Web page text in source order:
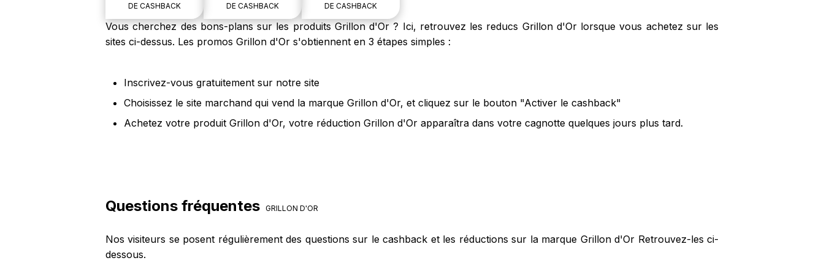
DE CASHBACK DE CASHBACK DE CASHBACK
Vous cherchez des bons-plans sur les produits Grillon d'Or ? Ici, retrouvez les reducs Grillon d'Or lorsque vous achetez sur les
sites ci-dessus. Les promos Grillon d'Or s'obtiennent en 3 étapes simples :
Inscrivez-vous gratuitement sur notre site
Choisissez le site marchand qui vend la marque Grillon d'Or, et cliquez sur le bouton "Activer le cashback"
Achetez votre produit Grillon d'Or, votre réduction Grillon d'Or apparaîtra dans votre cagnotte quelques jours plus tard.
Questions fréquentes GRILLON D'OR
Nos visiteurs se posent régulièrement des questions sur le cashback et les réductions sur la marque Grillon d'Or Retrouvez-les ci-
dessous.